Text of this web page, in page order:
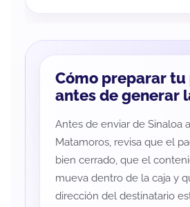
Cómo preparar
antes de generar
Antes de enviar de Sinaloa
Matamoros, revisa que el
bien cerrado, que el
mueva dentro de la caja y
dirección del destinatario